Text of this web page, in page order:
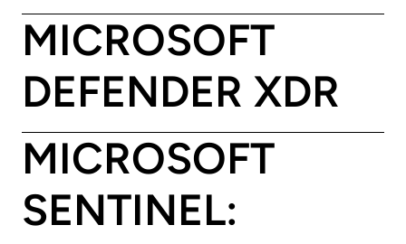
MICROSOFT
DEFENDER XDR
MICROSOFT
SENTINEL: